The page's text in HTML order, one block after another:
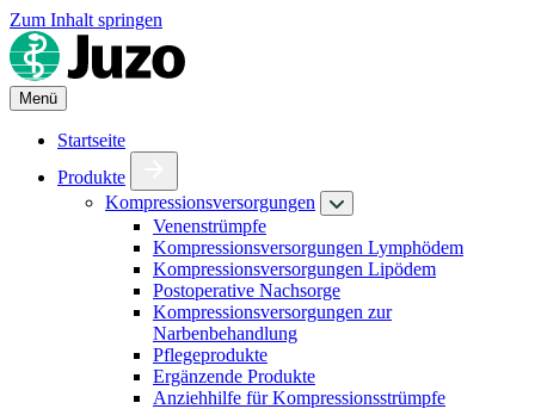
Zum Inhalt springen
Menü
Startseite
Produkte
Kompressionsversorgungen
Venenstrümpfe
Kompressionsversorgungen Lymphödem
Kompressionsversorgungen Lipödem
Postoperative Nachsorge
Kompressionsversorgungen zur
Narbenbehandlung
Pflegeprodukte
Ergänzende Produkte
Anziehhilfe für Kompressionsstrümpfe